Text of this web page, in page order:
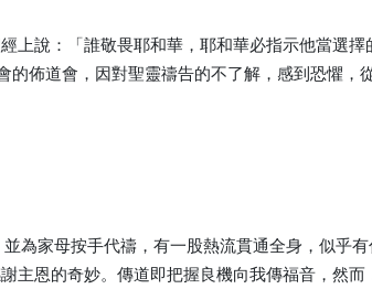
上說：「誰敬畏耶和華，耶和華必指示他當選擇
佈道會，因對聖靈禱告的不了解，感到恐懼，
為家母按手代禱，有一股熱流貫通全身，似乎
主恩的奇妙。傳道即把握良機向我傳福音，然